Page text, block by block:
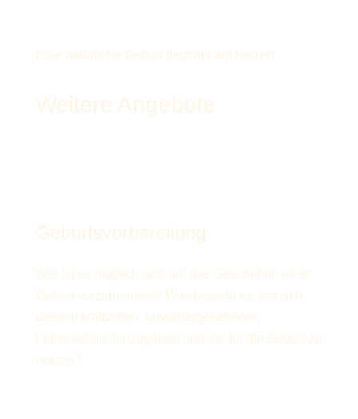
Eine natürliche Geburt liegt mir am herzen
Weitere Angebote
Geburtsvorbereitung
Wie ist es möglich sich auf das Geschehen einer
Geburt vorzubereiten? Was braucht es, um sich
diesem kraftvollen, unvorhergesehenen
Lebensstrom hinzugeben und ihn für die Geburt zu
nutzen?